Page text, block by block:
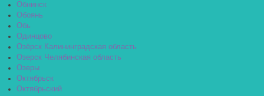
Обнинск
Обоянь
Обь
Одинцово
Озёрск Калининградская область
Озерск Челябинская область
Озеры
Октябрьск
Октябрьский